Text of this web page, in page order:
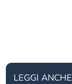
LEGGI ANCHE